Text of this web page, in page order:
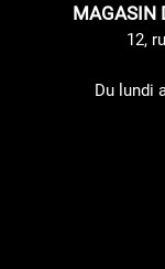
MAGASIN
12,
Du lundi